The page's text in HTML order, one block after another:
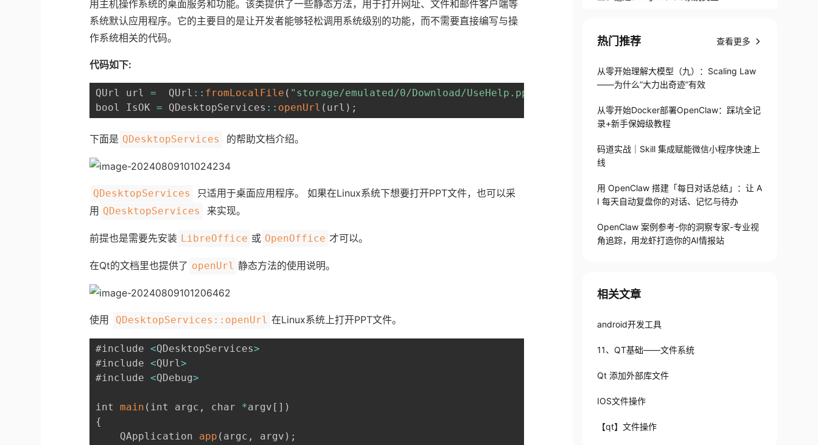
用主机操作系统的桌面服务和功能。该类提供了一些静态方法，用于打开网址、文件和邮件客户端等
系统默认应用程序。它的主要目的是让开发者能够轻松调用系统级别的功能，而不需要直接编写与操
作系统相关的代码。
代码如下:
QUrl url =
  QUrl
: : fromLocalFile ( "storage/emulated/0/Download/UseHelp.ppt"
bool IsOK = QDesktopServices : : openUrl ( url ) ;
下面是 QDesktopServices 的帮助文档介绍。
QDesktopServices
只适用于桌面应用程序。 如果在Linux系统下想要打开PPT文件，也可以采
用 QDesktopServices 来实现。
前提也是需要先安装 LibreOffice 或 OpenOffice 才可以。
在Qt的文档里也提供了 openUrl 静态方法的使用说明。
使用 QDesktopServices::openUrl 在Linux系统上打开PPT文件。
#include <QDesktopServices>
#include <QUrl>
#include <QDebug>
int main ( int argc , char *argv [ ] )
{
    QApplication
app ( argc , argv ) ;
热门推荐 查看更多
从零开始理解大模型（九）：Scaling Law
——为什么”大力出奇迹”有效
从零开始Docker部署OpenClaw：踩坑全记
录+新手保姆级教程
码道实战｜Skill 集成赋能微信小程序快速上
线
用 OpenClaw 搭建「每日对话总结」：让 A
I 每天自动复盘你的对话、记忆与待办
OpenClaw 案例参考-你的洞察专家-专业视
角追踪，用龙虾打造你的AI情报站
相关文章
android开发工具
11、QT基础——文件系统
Qt 添加外部库文件
IOS文件操作
【qt】文件操作